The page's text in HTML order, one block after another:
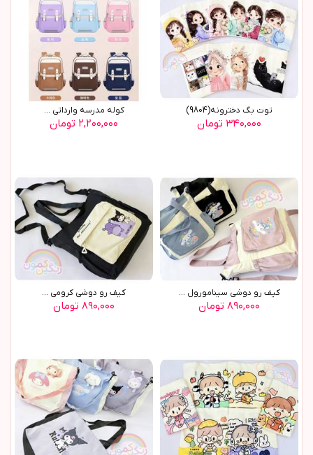
توت بگ دخترونه(9804)
۳۴۰,۰۰۰ تومان
کوله مدرسه وارداتی ...
۲,۲۰۰,۰۰۰ تومان
کیف رو دوشی سینامورول ...
۸۹۰,۰۰۰ تومان
کیف رو دوشی کرومی ...
۸۹۰,۰۰۰ تومان